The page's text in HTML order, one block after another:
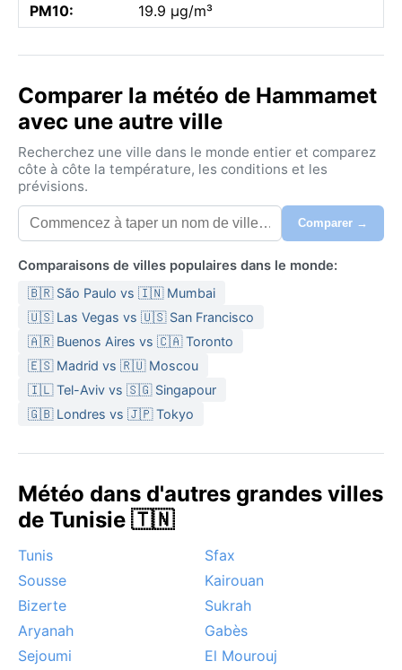
PM10:
19.9 µg/m³
Comparer la météo de Hammamet
avec une autre ville
Recherchez une ville dans le monde entier et comparez
côte à côte la température, les conditions et les
prévisions.
Comparer →
Comparaisons de villes populaires dans le monde:
🇧🇷 São Paulo vs 🇮🇳 Mumbai
🇺🇸 Las Vegas vs 🇺🇸 San Francisco
🇦🇷 Buenos Aires vs 🇨🇦 Toronto
🇪🇸 Madrid vs 🇷🇺 Moscou
🇮🇱 Tel-Aviv vs 🇸🇬 Singapour
🇬🇧 Londres vs 🇯🇵 Tokyo
Météo dans d'autres grandes villes
de Tunisie 🇹🇳
Tunis
Sfax
Sousse
Kairouan
Bizerte
Sukrah
Aryanah
Gabès
Sejoumi
El Mourouj